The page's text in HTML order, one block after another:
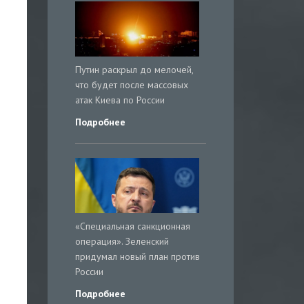
Путин раскрыл до мелочей,
что будет после массовых
атак Киева по России
Подробнее
«Специальная санкционная
операция». Зеленский
придумал новый план против
России
Подробнее